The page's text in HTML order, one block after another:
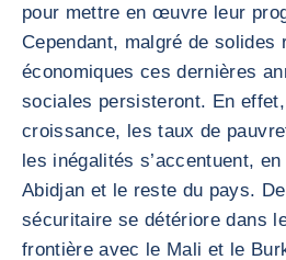
pour mettre en œuvre leur
Cependant, malgré de solides
économiques ces dernières
sociales persisteront. En
croissance, les taux de
les inégalités s’accentuent,
Abidjan et le reste du pays.
sécuritaire se détériore dans
frontière avec le Mali et le